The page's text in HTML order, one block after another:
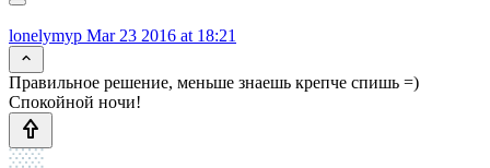
lonelymyp Mar 23 2016 at 18:21
Правильное решение, меньше знаешь крепче спишь =)
Спокойной ночи!